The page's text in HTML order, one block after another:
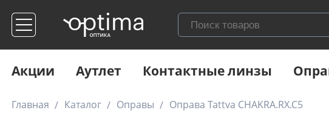
Акции Аутлет Контактные линзы
Главная Каталог Оправы Оправа Tattva CHAKRA.RX.C5